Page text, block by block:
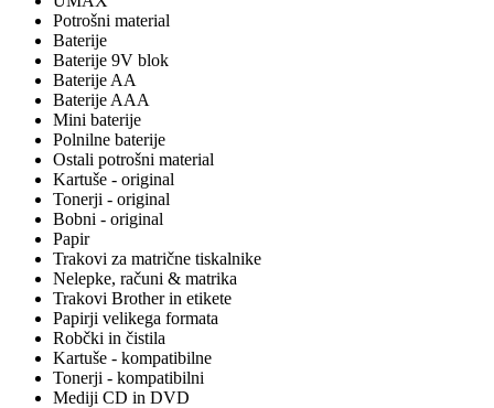
Potrošni material
Baterije
Baterije 9V blok
Baterije AA
Baterije AAA
Mini baterije
Polnilne baterije
Ostali potrošni material
Kartuše - original
Tonerji - original
Bobni - original
Papir
Trakovi za matrične tiskalnike
Nelepke, računi & matrika
Trakovi Brother in etikete
Papirji velikega formata
Robčki in čistila
Kartuše - kompatibilne
Tonerji - kompatibilni
Mediji CD in DVD